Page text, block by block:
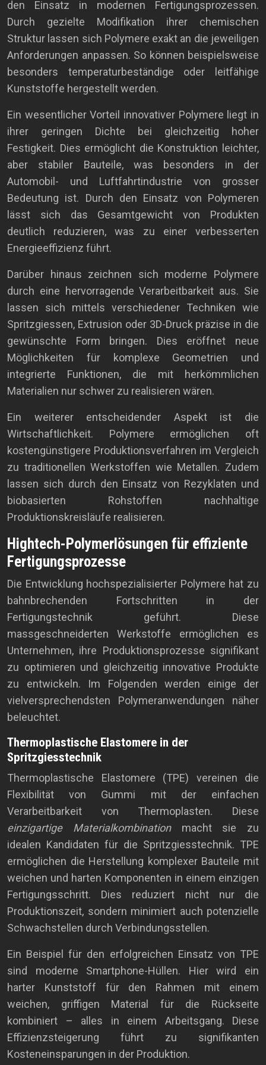
den Einsatz in modernen Fertigungsprozessen.
Durch gezielte Modifikation ihrer chemischen
Struktur lassen sich Polymere exakt an die jeweiligen
Anforderungen anpassen. So können beispielsweise
besonders temperaturbeständige oder leitfähige
Kunststoffe hergestellt werden.
Ein wesentlicher Vorteil innovativer Polymere liegt in
ihrer geringen Dichte bei gleichzeitig hoher
Festigkeit. Dies ermöglicht die Konstruktion leichter,
aber stabiler Bauteile, was besonders in der
Automobil- und Luftfahrtindustrie von grosser
Bedeutung ist. Durch den Einsatz von Polymeren
lässt sich das Gesamtgewicht von Produkten
deutlich reduzieren, was zu einer verbesserten
Energieeffizienz führt.
Darüber hinaus zeichnen sich moderne Polymere
durch eine hervorragende Verarbeitbarkeit aus. Sie
lassen sich mittels verschiedener Techniken wie
Spritzgiessen, Extrusion oder 3D-Druck präzise in die
gewünschte Form bringen. Dies eröffnet neue
Möglichkeiten für komplexe Geometrien und
integrierte Funktionen, die mit herkömmlichen
Materialien nur schwer zu realisieren wären.
Ein weiterer entscheidender Aspekt ist die
Wirtschaftlichkeit. Polymere ermöglichen oft
kostengünstigere Produktionsverfahren im Vergleich
zu traditionellen Werkstoffen wie Metallen. Zudem
lassen sich durch den Einsatz von Rezyklaten und
biobasierten Rohstoffen nachhaltige
Produktionskreisläufe realisieren.
Hightech-Polymerlösungen für effiziente
Fertigungsprozesse
Die Entwicklung hochspezialisierter Polymere hat zu
bahnbrechenden Fortschritten in der
Fertigungstechnik geführt. Diese
massgeschneiderten Werkstoffe ermöglichen es
Unternehmen, ihre Produktionsprozesse signifikant
zu optimieren und gleichzeitig innovative Produkte
zu entwickeln. Im Folgenden werden einige der
vielversprechendsten Polymeranwendungen näher
beleuchtet.
Thermoplastische Elastomere in der
Spritzgiesstechnik
Thermoplastische Elastomere (TPE) vereinen die
Flexibilität von Gummi mit der einfachen
Verarbeitbarkeit von Thermoplasten. Diese
einzigartige Materialkombinationmacht sie zu
idealen Kandidaten für die Spritzgiesstechnik. TPE
ermöglichen die Herstellung komplexer Bauteile mit
weichen und harten Komponenten in einem einzigen
Fertigungsschritt. Dies reduziert nicht nur die
Produktionszeit, sondern minimiert auch potenzielle
Schwachstellen durch Verbindungsstellen.
Ein Beispiel für den erfolgreichen Einsatz von TPE
sind moderne Smartphone-Hüllen. Hier wird ein
harter Kunststoff für den Rahmen mit einem
weichen, griffigen Material für die Rückseite
kombiniert – alles in einem Arbeitsgang. Diese
Effizienzsteigerung führt zu signifikanten
Kosteneinsparungen in der Produktion.